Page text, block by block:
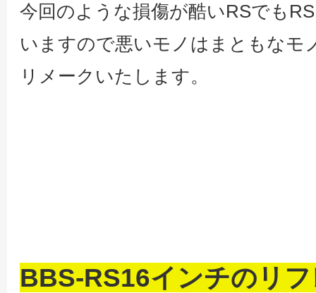
今回のような損傷が酷いRSでも
いますので悪いモノはまともなモ
リメークいたします。
BBS-RS16インチのリ